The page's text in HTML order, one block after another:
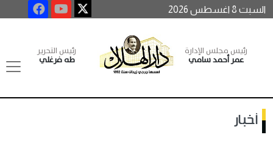
السبت 8 اغسطس 2026
رئيس مجلس الإدارة
عمر أحمد سامي
رئيس التحرير
طه فرغلي
أخبار